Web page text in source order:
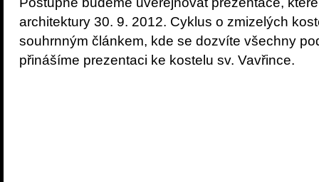
architektury 30. 9. 2012. Cyklus o zmizelých
souhrnným článkem, kde se dozvíte všechny
přinášíme prezentaci ke kostelu sv. Vavřince.